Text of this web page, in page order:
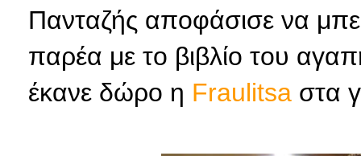
Πανταζής αποφάσισε να
παρέα με το βιβλίο του
έκανε δώρο η Fraulitsa στα